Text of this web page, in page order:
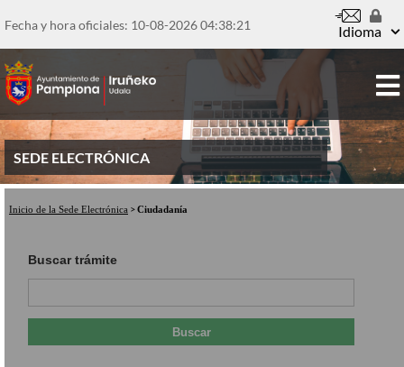
al
principal
Fecha y hora oficiales: 10-08-202604:38:22 Idioma
SEDE ELECTRÓNICA
Inicio de la Sede Electrónica Ciudadanía
Buscar trámite